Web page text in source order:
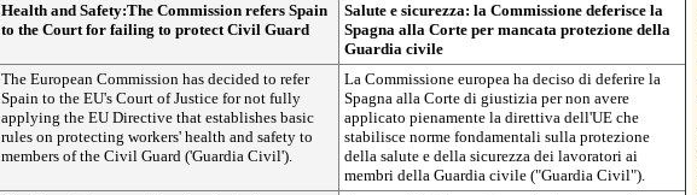
Health and Safety:The Commission refers Spain
to the Court for failing to protect Civil Guard
Salute e sicurezza: la Commissione deferisce la
Spagna alla Corte per mancata protezione della
Guardia civile
The European Commission has decided to refer
Spain to the EU's Court of Justice for not fully
applying the EU Directive that establishes basic
rules on protecting workers' health and safety to
members of the Civil Guard ('Guardia Civil').
La Commissione europea ha deciso di deferire la
Spagna alla Corte di giustizia per non avere
applicato pienamente la direttiva dell'UE che
stabilisce norme fondamentali sulla protezione
della salute e della sicurezza dei lavoratori ai
membri della Guardia civile ("Guardia Civil").